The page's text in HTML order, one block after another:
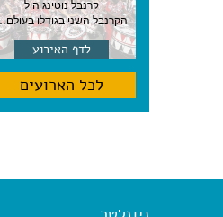
קרנבל נוטינג היל
הקרנבל השני בגודלו בעולם, עם מוזיקה, תהלוכות ותחפושות. לונדון
לדף האירוע
לכל הארועים